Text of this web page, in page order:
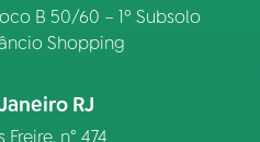
B 50/60 – 1º Subsolo
Shopping
RJ